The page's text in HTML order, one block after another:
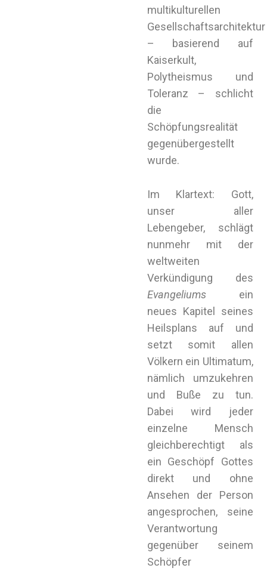
multikulturellen
Gesellschaftsarchitektur
– basierend auf
Kaiserkult,
Polytheismus und
Toleranz – schlicht
die
Schöpfungsrealität
gegenübergestellt
wurde.
Im Klartext: Gott,
unser aller
Lebengeber, schlägt
nunmehr mit der
weltweiten
Verkündigung des
Evangeliums ein
neues Kapitel seines
Heilsplans auf und
setzt somit allen
Völkern ein Ultimatum,
nämlich umzukehren
und Buße zu tun.
Dabei wird jeder
einzelne Mensch
gleichberechtigt als
ein Geschöpf Gottes
direkt und ohne
Ansehen der Person
angesprochen, seine
Verantwortung
gegenüber seinem
Schöpfer